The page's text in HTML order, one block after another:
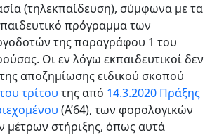
(τηλεκπαίδευση), σύμφωνα με τα
πρόγραμμα των
της παραγράφου 1 του
Οι εν λόγω εκπαιδευτικοί δεν
της αποζημίωσης ειδικού σκοπού
τρίτου της από 14.3.2020 Πράξης
(Α’64), των φορολογικών
μέτρων στήριξης, όπως αυτά